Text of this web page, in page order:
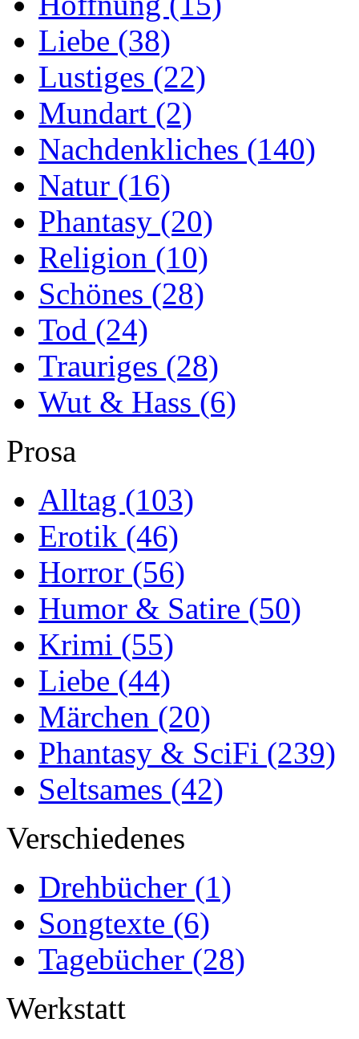
Liebe (38)
Lustiges (22)
Mundart (2)
Nachdenkliches (140)
Natur (16)
Phantasy (20)
Religion (10)
Schönes (28)
Tod (24)
Trauriges (28)
Wut & Hass (6)
Prosa
Alltag (103)
Erotik (46)
Horror (56)
Humor & Satire (50)
Krimi (55)
Liebe (44)
Märchen (20)
Phantasy & SciFi (239)
Seltsames (42)
Verschiedenes
Drehbücher (1)
Songtexte (6)
Tagebücher (28)
Werkstatt